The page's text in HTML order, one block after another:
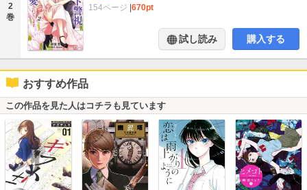
2
巻
154ページ |670pt
試し読み 購入する
おすすめ作品
この作品を見た人はコチラも見ています